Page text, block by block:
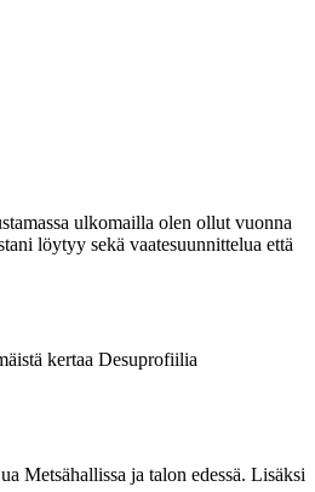
ulkomailla olen ollut vuonna
löytyy sekä vaatesuunnittelua että
kertaa Desuprofiilia
Metsähallissa ja talon edessä. Lisäksi